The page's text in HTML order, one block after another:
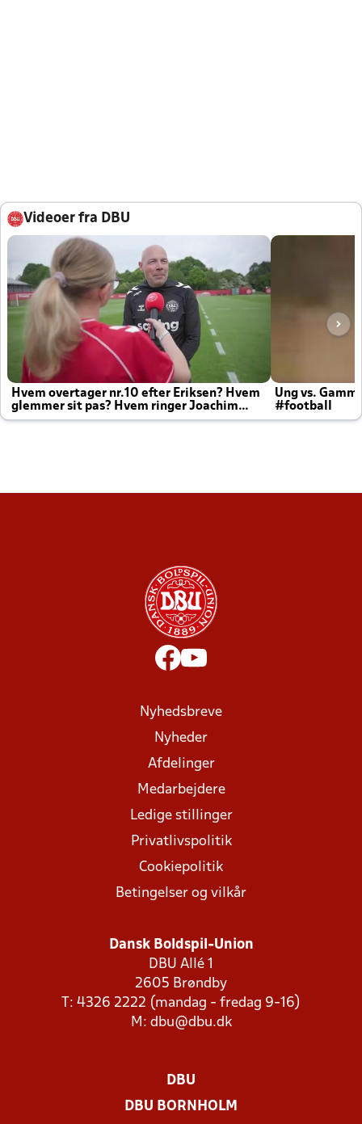
Videoer fra DBU
Hvem overtager nr.10 efter Eriksen? Hvem
glemmer sit pas? Hvem ringer Joachim
altid til efter kampe?
Ung vs.
#football
Nyhedsbreve
Nyheder
Afdelinger
Medarbejdere
Ledige stillinger
Privatlivspolitik
Cookiepolitik
Betingelser og vilkår
Dansk Boldspil-Union
DBU Allé 1
2605 Brøndby
T: 4326 2222 (mandag - fredag 9-16)
M: dbu@dbu.dk
DBU
DBU BORNHOLM